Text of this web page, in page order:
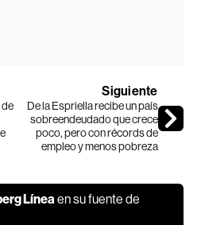
de
Siguiente
De la Espriella recibe un país
sobreendeudado que crece
poco, pero con récords de
empleo y menos pobreza
Líneaen su fuente de